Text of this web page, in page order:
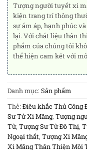
Tượng người tuyết xi
kiện trang trí thông
sự ấm áp, hạnh phúc
lại. Với chất liệu thân
phẩm của chúng tôi
thể hiện cam kết với
Danh mục:Sản phẩm
Thẻ:Điêu khắc Thủ Công
Sư Tử Xi Măng, Tượng
Tử, Tượng Sư Tử Đô Thị,
Ngoại thất, Tượng Xi
Xi Măng Thân Thiện Môi